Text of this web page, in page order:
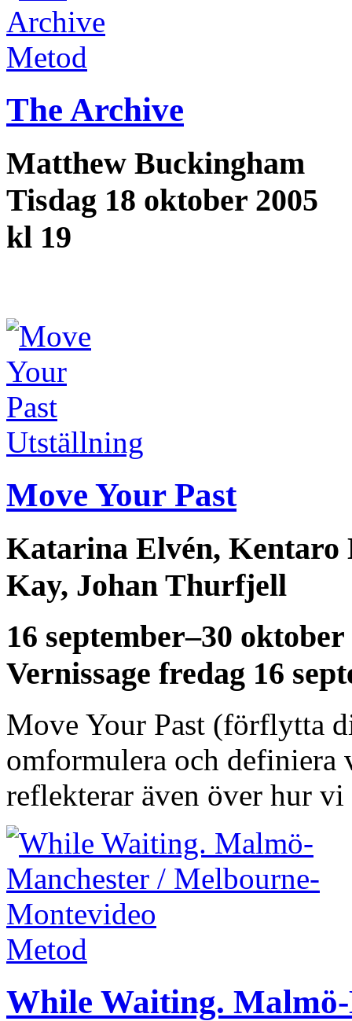
Metod
The Archive
Matthew Buckingham
Tisdag 18 oktober 2005
kl 19
Utställning
Move Your Past
Katarina Elvén, Kentaro
Kay, Johan Thurfjell
16 september–30 oktober
Vernissage fredag 16
Move Your Past (förflytta
omformulera och definiera
reflekterar även över hur
Metod
While Waiting.